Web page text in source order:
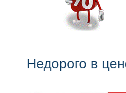
Недорого в